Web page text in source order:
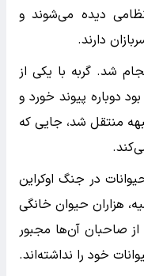
دیده می‌شوند و
دارند.
شد. گربه با یکی از
دوباره پیوند خورد و
منتقل شد، جایی که
در جنگ اوکراین
هزاران حیوان خانگی
صاحبان آن‌ها مجبور
خود را نداشته‌اند.